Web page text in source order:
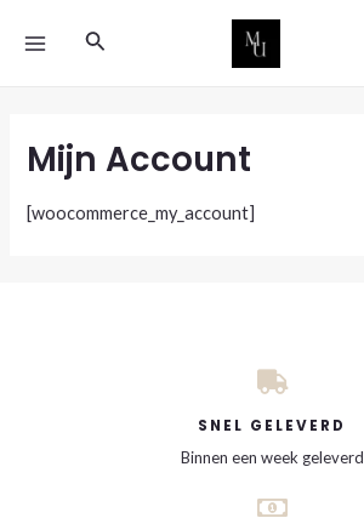
naar
Zoeken
Mijn Account
[woocommerce_my_account]
SNEL GELEVERD
Binnen een week geleverd